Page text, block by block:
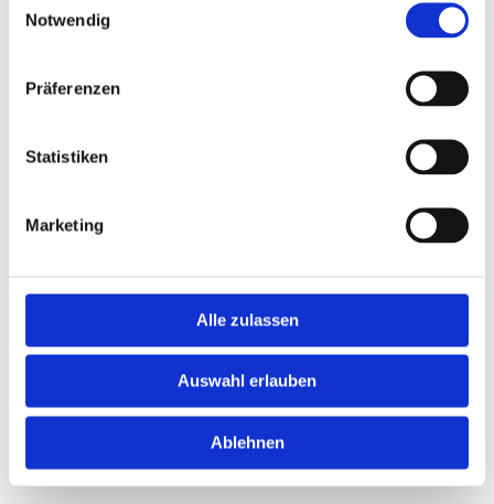
Datenschutzerklärung:
Notwendig
Präferenzen
Statistiken
Marketing
Alle zulassen
Auswahl erlauben
Ablehnen